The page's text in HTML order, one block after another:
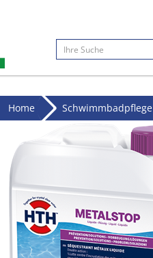
Home Schwimmbadpflege